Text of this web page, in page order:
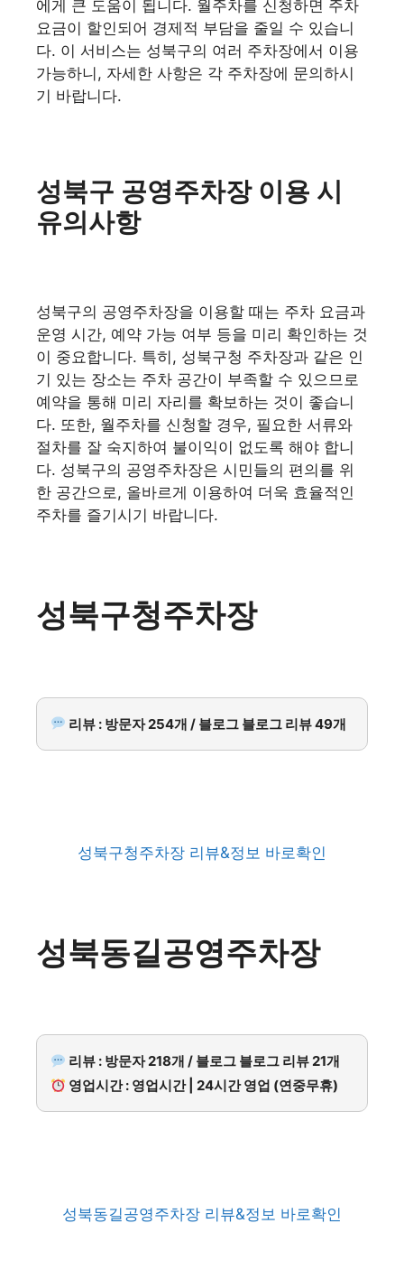
에게 큰 도움이 됩니다. 월주차를 신청하면 주차
요금이 할인되어 경제적 부담을 줄일 수 있습니
다. 이 서비스는 성북구의 여러 주차장에서 이용
가능하니, 자세한 사항은 각 주차장에 문의하시
기 바랍니다.
성북구 공영주차장 이용 시
유의사항
성북구의 공영주차장을 이용할 때는 주차 요금과
운영 시간, 예약 가능 여부 등을 미리 확인하는 것
이 중요합니다. 특히, 성북구청 주차장과 같은 인
기 있는 장소는 주차 공간이 부족할 수 있으므로
예약을 통해 미리 자리를 확보하는 것이 좋습니
다. 또한, 월주차를 신청할 경우, 필요한 서류와
절차를 잘 숙지하여 불이익이 없도록 해야 합니
다. 성북구의 공영주차장은 시민들의 편의를 위
한 공간으로, 올바르게 이용하여 더욱 효율적인
주차를 즐기시기 바랍니다.
성북구청주차장
리뷰 : 방문자 254개 / 블로그 블로그 리뷰 49개
성북구청주차장 리뷰&정보 바로확인
성북동길공영주차장
리뷰 : 방문자 218개 / 블로그 블로그 리뷰 21개
영업시간 : 영업시간 | 24시간 영업 (연중무휴)
성북동길공영주차장 리뷰&정보 바로확인